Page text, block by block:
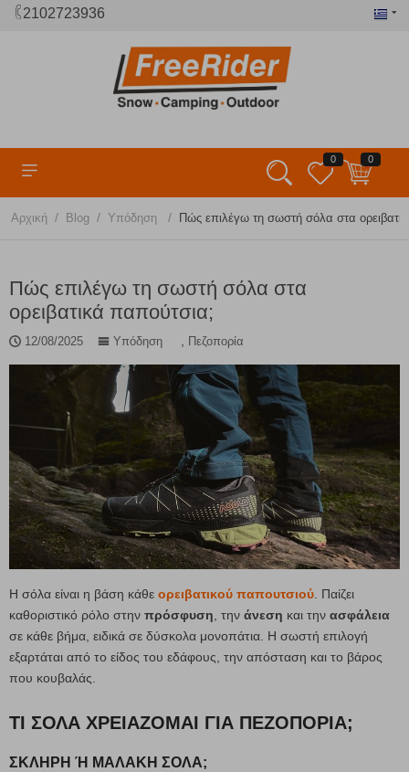
2102723936
0 0
Αρχική / Blog / Υπόδηση / Πώς επιλέγω τη σωστή σόλα στα
Πώς επιλέγω τη σωστή σόλα στα
ορειβατικά παπούτσια;
12/08/2025 Υπόδηση Πεζοπορία
Η σόλα είναι η βάση κάθε ορειβατικού παπουτσιού. Παίζει
καθοριστικό ρόλο στην πρόσφυση, την άνεση και την ασφάλεια
σε κάθε βήμα, ειδικά σε δύσκολα μονοπάτια. Η σωστή επιλογή
εξαρτάται από το είδος του εδάφους, την απόσταση και το βάρος
που κουβαλάς.
ΤΙ ΣΌΛΑ ΧΡΕΙΆΖΟΜΑΙ ΓΙΑ ΠΕΖΟΠΟΡΊΑ;
ΣΚΛΗΡΉ Ή ΜΑΛΑΚΉ ΣΌΛΑ;